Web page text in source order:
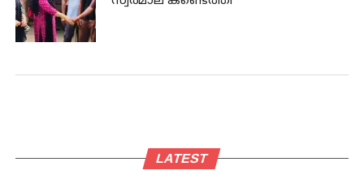
LATEST